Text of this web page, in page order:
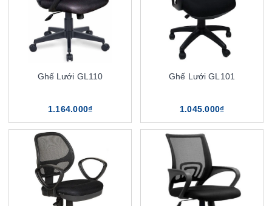
Ghế Lưới GL110
1.164.000₫
Ghế Lưới GL101
1.045.000₫